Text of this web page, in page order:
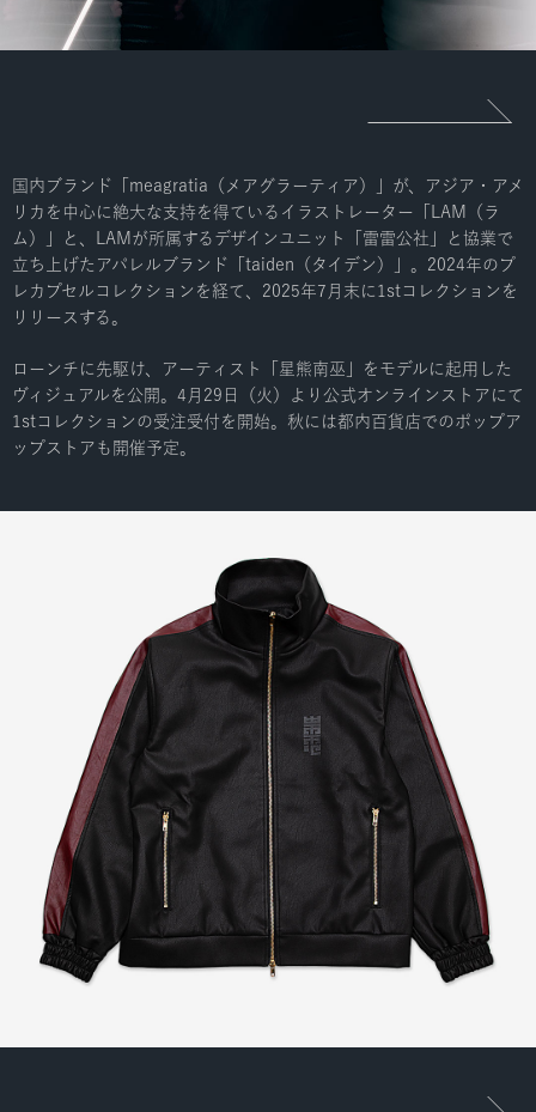
国内ブランド「meagratia（メアグラーティア）」が、アジア・アメ
リカを中心に絶大な支持を得ているイラストレーター「LAM（ラ
ム）」と、LAMが所属するデザインユニット「雷雷公社」と協業で
立ち上げたアパレルブランド「taiden（タイデン）」。2024年のプ
レカプセルコレクションを経て、2025年7月末に1stコレクションを
リリースする。
ローンチに先駆け、アーティスト「星熊南巫」をモデルに起用した
ヴィジュアルを公開。4月29日（火）より公式オンラインストアにて
1stコレクションの受注受付を開始。秋には都内百貨店でのポップア
ップストアも開催予定。